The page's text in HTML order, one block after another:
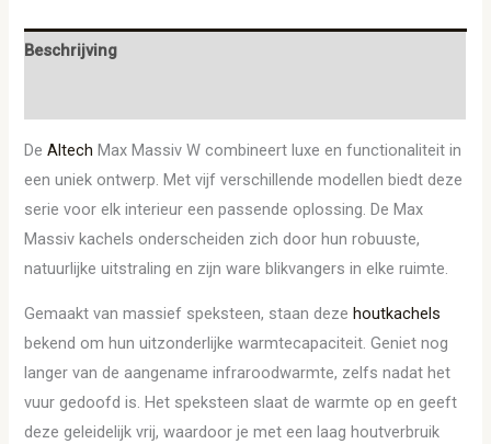
Beschrijving
DeAltech Max Massiv W combineert luxe en functionaliteit in
een uniek ontwerp. Met vijf verschillende modellen biedt deze
serie voor elk interieur een passende oplossing. De Max
Massiv kachels onderscheiden zich door hun robuuste,
natuurlijke uitstraling en zijn ware blikvangers in elke ruimte.
Gemaakt van massief speksteen, staan deze houtkachels
bekend om hun uitzonderlijke warmtecapaciteit. Geniet nog
langer van de aangename infraroodwarmte, zelfs nadat het
vuur gedoofd is. Het speksteen slaat de warmte op en geeft
deze geleidelijk vrij, waardoor je met een laag houtverbruik